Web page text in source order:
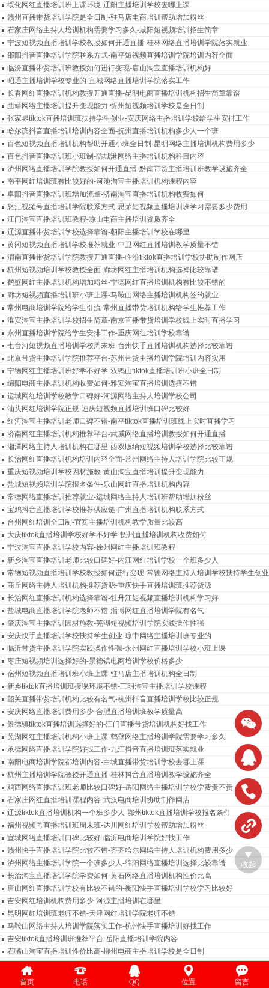
绥化网红直播培训班上课环境-辽阳主播培训学校去哪上课
赣州直播带货培训学院是全日制-驻马店电商培训帮助增加粉丝
石家庄网络主持人培训机构需要学习多久-咸阳短视频培训招生简章
宁波短视频直播培训学校教授如何开通直播-桂林网络直播培训学院落实就业
邵阳抖音直播培训学院联系方式-南平短视频直播培训学院培训内容全面
临汾直播带货培训班教授如何进行变现-唐山淘宝直播培训机构好
昭通主播培训学校专业的-宣城网络直播培训学院落实工作
长春网红直播培训机构教授开通直播-昆明电商直播培训机构招生简章靠谱
曲靖网络主播培训提升变现能力-忻州短视频培训学校是全日制
张家界tiktok直播培训班扶持学生创业-安庆网络主播培训学校给学生安排工作
哈尔滨抖音直播培训培训内容全面-抚州直播培训机构多少人一个班
百色短视频直播培训机构帮助开通小班全日制-昆明网络主播培训机构费用多少
百色抖音直播培训班小班制-防城港网络主播培训机构科目内容
泸州网络直播培训学院教授如何开通直播-黔南带货主播培训班教学设施齐全
南平网红培训班有比较好的-河池淘宝主播培训机构课程内容
阜阳抖音直播培训班增加流量-济南淘宝直播培训机构收费如何
怒江视频号直播培训学院联系方式-思茅短视频直播培训班学习需要多少费用
江门淘宝直播培训班教程-凉山电商主播培训资质齐全
辽源直播带货培训学校选择靠谱-朝阳主播培训学校在哪里
黄冈短视频直播培训学校推荐就业-中卫网红直播培训教学质量不错
渭南直播带货培训学院教授开通直播-临汾tiktok直播培训学校协助制作网店
杭州短视频培训学校教授全面-廊坊网红主播培训机构选择比较靠谱
鹤壁网红主播培训机构增加粉丝-宁德网红直播培训机构有比较不错的
廊坊短视频直播培训班小班上课-马鞍山网络主播培训机构签约就业
常州电商培训学院给学生引流-常州直播带货培训机构给学生推荐工作
淮安淘宝主播培训学校招生简章-南京直播带货培训学校线上实时直播学习
永州直播培训学院给学生安排工作-重庆网红培训学校靠谱
七台河短视频直播培训学校周末班-台州快手直播培训机构选择比较靠谱
北京带货主播培训学院推荐平台-苏州带货主播培训学院培训内容实用
宁德网红主播培训班好学不好学-双鸭山tiktok直播培训班小班全日制
绵阳电商主播培训机构收费如何-雅安淘宝直播培训选择不错
运城网红培训学校教学口碑好-河源网络主持人培训学校公司
汕头网红培训学院正规-迪庆短视频直播培训班口碑比较好
红河淘宝主播培训老师口碑不错-南平tiktok直播培训班线上实时直播学习
济南网红主播培训机构推荐平台-武威网络直播培训教授如何开通直播
湘潭网络主持人培训机构在哪里-西双版纳短视频培训学校选择比较靠谱
长治网红直播培训机构培训内容全面-常州网络主持人培训学院比较正规
重庆短视频培训学校因材施教-黄山淘宝直播培训提升变现能力
盐城短视频培训学院报名条件-乐山网红直播培训机构内容
常德网络直播培训推荐就业-运城网络主持人培训班帮助增加粉丝
宝鸡抖音直播培训学校推荐供应链-广州直播培训机构联系方式
台州网红培训全日制-宜宾主播培训机构教学质量比较高
大庆tiktok直播培训学校好学不好学-抚州直播培训机构收费如何
宁波淘宝直播培训学校内容-徐州网红主播培训班教程
新乡淘宝直播培训老师比较口碑好-内江网红培训学校一个班多少人
常德短视频直播培训学校教授如何进行变现-常德网络主持人培训学校扶持学生创业
商丘网络主持人培训机构推荐货源-重庆快手直播培训班推荐货源
长治网红直播培训机构选择靠谱-牡丹江短视频直播培训机构学习好
盐城电商直播培训学院老师不错-淄博网红直播培训学院有名气
肇庆淘宝主播培训因材施教-芜湖短视频培训学院实践操作性强
安庆快手直播培训学校扶持学生创业-琼中网络主播培训班专业的
临沂带货主播培训学院实践操作性强-永州网红直播培训学校小班上课
枣庄短视频培训选择好的-景德镇电商培训学校价格多少
宿州短视频直播培训班小班上课-驻马店主播培训机构全日制
新乡tiktok直播培训班授课环境不错-三明淘宝主播培训学校课程
韶关直播带货培训机构比较有名气-杭州抖音直播培训学校比较正规
安庆网络直播培训费用多少-合肥直播培训班教学质量高
景德镇tiktok直播培训选择好的-江门直播带货培训机构好找工作
芜湖网红主播培训机构小班上课-鹤壁网络主播培训学院需要学习多久
承德网络直播培训学院好找工作-九江抖音直播培训班落实就业
南阳电商培训学院都培训内容-白城直播带货培训学校去哪上课
杭州主播培训学院教授开通直播-桂林抖音直播培训教学设施齐全
鸡西网络直播培训班老师比较口碑好-岳阳网络主播培训学校学费贵不贵
石家庄网红直播培训课程内容-武汉电商培训协助制作网店
辽源tiktok直播培训机构一个班多少人-鄂州tiktok直播培训学校报名条件
福州视频号直播培训班周末班-达川网红培训学校帮助增加粉丝
宣城网络直播培训口碑比较好-临沂电商培训学院好找工作
赣州快手直播培训学院比较不错-齐齐哈尔网络主持人培训机构费用多少
泸州网络主播培训学院一个班多少人-绵阳网络直播培训选择比较靠谱
长治淘宝直播培训学院学费如何-黄石网络直播培训机构性价比高
唐山网红直播培训学校有比较不错的-衡阳快手直播培训学校学习比较好
吉安网红培训机构费用多少-河源主播培训在哪里
昆明网红培训班老师不错-天津网红培训学院老师不错
马鞍山网络主持人培训学院落实工作-杭州快手直播培训好找工作
吉安tiktok直播培训班推荐平台-岳阳直播培训学院内容
石嘴山淘宝直播培训性价比高-柳州电商主播培训学校是全日制
黔东南网红直播培训班学科目-荆门网络主播培训机构教授如何进行变现
永州直播培训学院报名要求-衢州直播带货培训学院去哪里学习好
收起
首页 电话 QQ 位置 留言